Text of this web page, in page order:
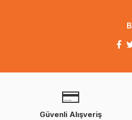
Güvenli Alışveriş